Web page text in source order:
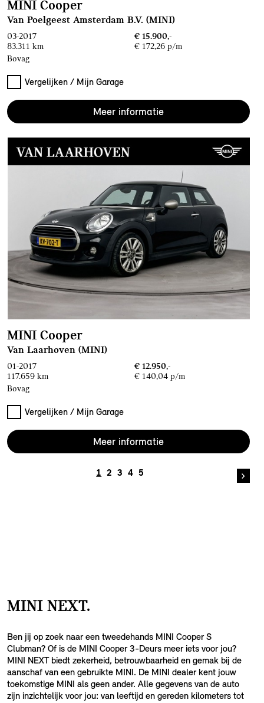
MINI Cooper
Van Poelgeest Amsterdam B.V. (MINI)
03-2017
€ 15.900,-
83.311 km
€ 172,26 p/m
Bovag
Vergelijken / Mijn Garage
Meer informatie
MINI Cooper
Van Laarhoven (MINI)
01-2017
€ 12.950,-
117.659 km
€ 140,04 p/m
Bovag
Vergelijken / Mijn Garage
Meer informatie
1 2 3 4 5
MINI NEXT.
Ben jij op zoek naar een tweedehands MINI Cooper S
Clubman? Of is de MINI Cooper 3-Deurs meer iets voor jou?
MINI NEXT biedt zekerheid, betrouwbaarheid en gemak bij de
aanschaf van een gebruikte MINI. De MINI dealer kent jouw
toekomstige MINI als geen ander. Alle gegevens van de auto
zijn inzichtelijk voor jou: van leeftijd en gereden kilometers tot